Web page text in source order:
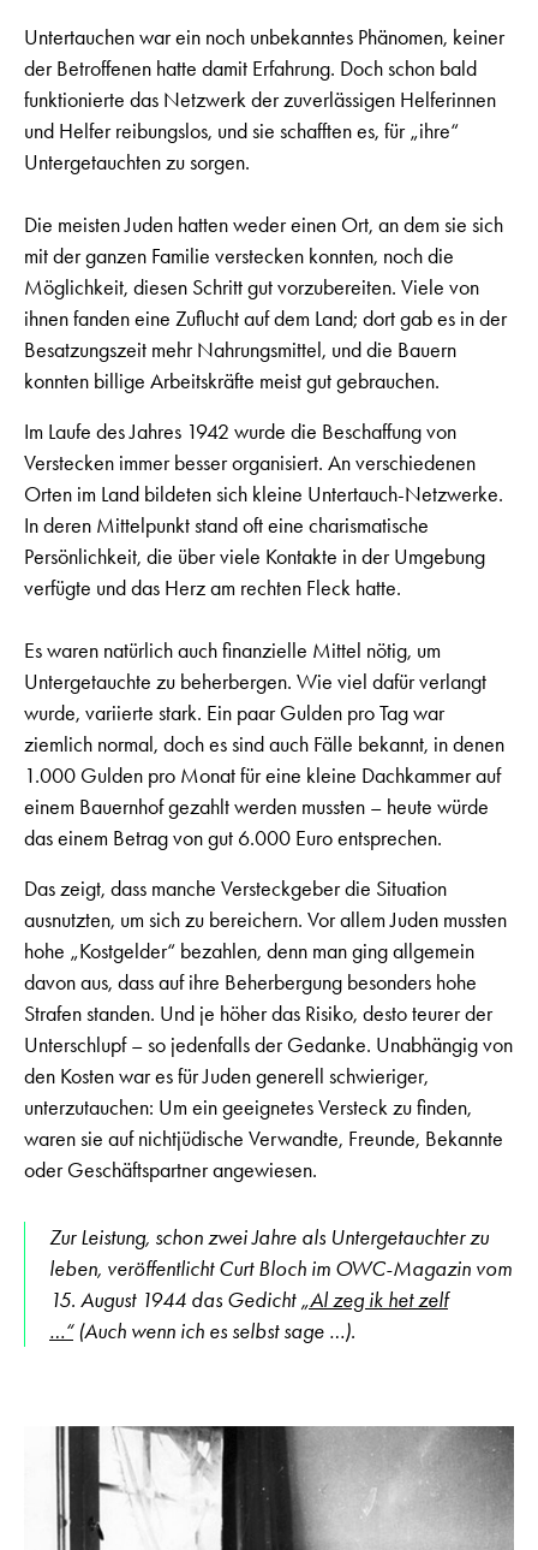
Untertauchen war ein noch unbekanntes Phänomen, keiner
der Betroffenen hatte damit Erfahrung. Doch schon bald
funktionierte das Netzwerk der zuverlässigen Helferinnen
und Helfer reibungslos, und sie schafften es, für „ihre“
Untergetauchten zu sorgen.
Die meisten Juden hatten weder einen Ort, an dem sie sich
mit der ganzen Familie verstecken konnten, noch die
Möglichkeit, diesen Schritt gut vorzubereiten. Viele von
ihnen fanden eine Zuflucht auf dem Land; dort gab es in der
Besatzungszeit mehr Nahrungsmittel, und die Bauern
konnten billige Arbeitskräfte meist gut gebrauchen.
Im Laufe des Jahres 1942 wurde die Beschaffung von
Verstecken immer besser organisiert. An verschiedenen
Orten im Land bildeten sich kleine Untertauch-Netzwerke.
In deren Mittelpunkt stand oft eine charismatische
Persönlichkeit, die über viele Kontakte in der Umgebung
verfügte und das Herz am rechten Fleck hatte.
Es waren natürlich auch finanzielle Mittel nötig, um
Untergetauchte zu beherbergen. Wie viel dafür verlangt
wurde, variierte stark. Ein paar Gulden pro Tag war
ziemlich normal, doch es sind auch Fälle bekannt, in denen
1.000 Gulden pro Monat für eine kleine Dachkammer auf
einem Bauernhof gezahlt werden mussten – heute würde
das einem Betrag von gut 6.000 Euro entsprechen.
Das zeigt, dass manche Versteckgeber die Situation
ausnutzten, um sich zu bereichern. Vor allem Juden mussten
hohe „Kostgelder“ bezahlen, denn man ging allgemein
davon aus, dass auf ihre Beherbergung besonders hohe
Strafen standen. Und je höher das Risiko, desto teurer der
Unterschlupf – so jedenfalls der Gedanke. Unabhängig von
den Kosten war es für Juden generell schwieriger,
unterzutauchen: Um ein geeignetes Versteck zu finden,
waren sie auf nichtjüdische Verwandte, Freunde, Bekannte
oder Geschäftspartner angewiesen.
Zur Leistung, schon zwei Jahre als Untergetauchter zu
leben, veröffentlicht Curt Bloch im OWC-Magazin vom
15. August 1944 das Gedicht „Al zeg ik het zelf
…“(Auch wenn ich es selbst sage …).